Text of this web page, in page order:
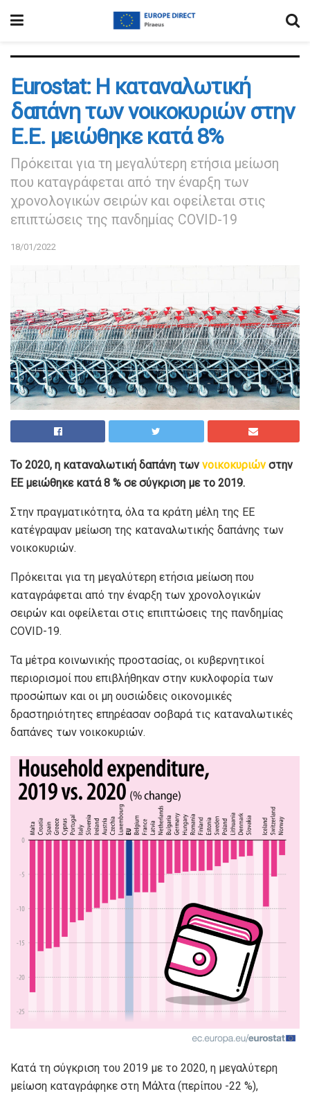
Eurostat: Η καταναλωτική
δαπάνη των νοικοκυριών στην
Ε.Ε. μειώθηκε κατά 8%
Πρόκειται για τη μεγαλύτερη ετήσια μείωση
που καταγράφεται από την έναρξη των
χρονολογικών σειρών και οφείλεται στις
επιπτώσεις της πανδημίας COVID-19
18/01/2022
Το 2020, η καταναλωτική δαπάνη των νοικοκυριών στην
ΕΕ μειώθηκε κατά 8 % σε σύγκριση με το 2019.
Στην πραγματικότητα, όλα τα κράτη μέλη της ΕΕ
κατέγραψαν μείωση της καταναλωτικής δαπάνης των
νοικοκυριών.
Πρόκειται για τη μεγαλύτερη ετήσια μείωση που
καταγράφεται από την έναρξη των χρονολογικών
σειρών και οφείλεται στις επιπτώσεις της πανδημίας
COVID-19.
Τα μέτρα κοινωνικής προστασίας, οι κυβερνητικοί
περιορισμοί που επιβλήθηκαν στην κυκλοφορία των
προσώπων και οι μη ουσιώδεις οικονομικές
δραστηριότητες επηρέασαν σοβαρά τις καταναλωτικές
δαπάνες των νοικοκυριών.
Κατά τη σύγκριση του 2019 με το 2020, η μεγαλύτερη
μείωση καταγράφηκε στη Μάλτα (περίπου -22 %),